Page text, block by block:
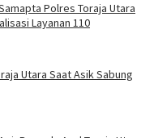
Polres Toraja Utara
Layanan 110
Utara Saat Asik Sabung